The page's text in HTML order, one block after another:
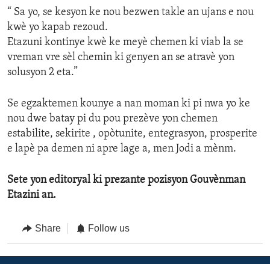
“ Sa yo, se kesyon ke nou bezwen takle an ujans e nou
kwè yo kapab rezoud.
Etazuni kontinye kwè ke meyè chemen ki viab la se
vreman vre sèl chemin ki genyen an se atravè yon
solusyon 2 eta.”
Se egzaktemen kounye a nan moman ki pi nwa yo ke
nou dwe batay pi du pou prezève yon chemen
estabilite, sekirite , opòtunite, entegrasyon, prosperite
e lapè pa demen ni apre lage a, men Jodi a mènm.
Sete yon editoryal ki prezante pozisyon Gouvènman
Etazini an.
Share Follow us